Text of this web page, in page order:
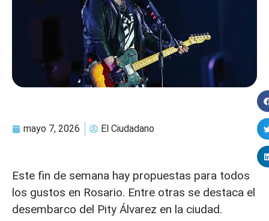
mayo 7, 2026 El Ciudadano
Este fin de semana hay propuestas para todos
los gustos en Rosario. Entre otras se destaca el
desembarco del Pity Álvarez en la ciudad.